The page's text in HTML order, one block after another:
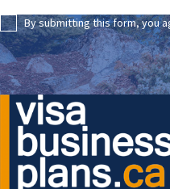
By submitting this form, you